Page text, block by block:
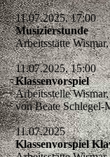
11.07.2025, 17:00
Musizierstunde
Arbeitsstätte
11.07.2025, 15:00
Klassenvorspiel
Arbeitsstelle
von Beate
11.07.2025
Klassenvorspiel